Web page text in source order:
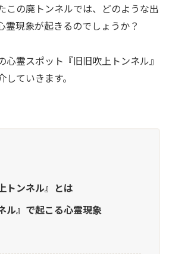
この廃トンネルでは、どのような出
霊現象が起きるのでしょうか？
霊スポット『旧旧吹上トンネル』
ていきます。
トンネル』とは
ル』で起こる心霊現象